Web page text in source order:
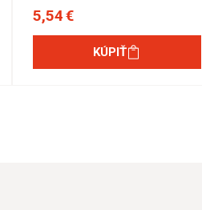
5,54 €
KÚPIŤ